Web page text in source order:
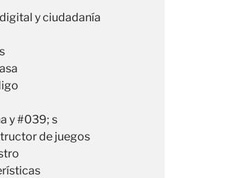
y ciudadanía
y #039; s
de juegos